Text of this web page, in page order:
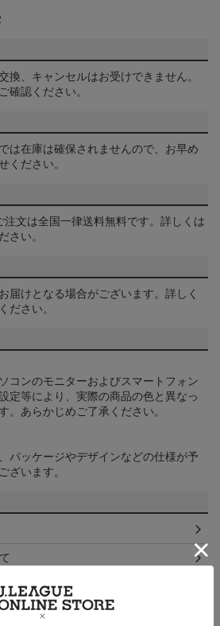
換、キャンセルはお受けできません。
確認ください。
は在庫は確保されませんので、お早め
ください。
文は全国一律送料無料です。詳しくは
さい。
届けとなる場合がございます。詳しく
ださい。
コンのモニターおよびスマートフォン
定等により、実際の商品の色と異なっ
。あらかじめご了承ください。
パッケージやデザインなどの仕様が予
ざいます。